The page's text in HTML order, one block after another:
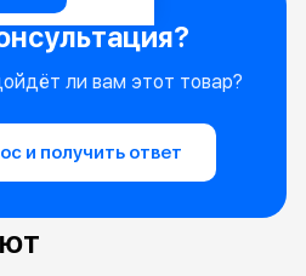
ли вам этот товар?
и получить ответ